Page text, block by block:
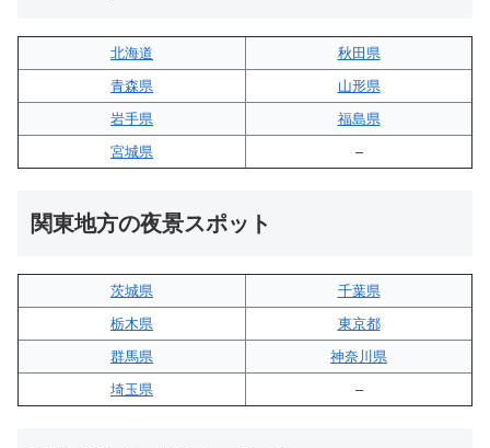
北海道
秋田県
青森県
山形県
岩手県
福島県
宮城県
–
関東地方の夜景スポット
茨城県
千葉県
栃木県
東京都
群馬県
神奈川県
埼玉県
–